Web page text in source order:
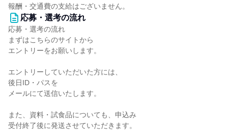
報酬・交通費の支給はございません。
応募・選考の流れ
応募・選考の流れ
まずはこちらのサイトから
エントリーをお願いします。
エントリーしていただいた方には、
後日ID・パスを
メールにて送信いたします。
また、資料・試食品についても、申込み
受付終了後に発送させていただきます。